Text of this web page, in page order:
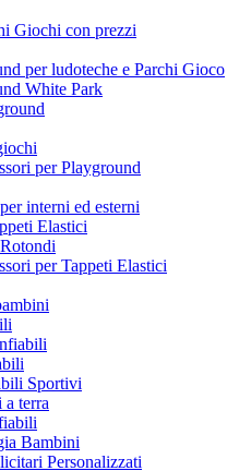
Giochi con prezzi
per ludoteche e Parchi Gioco
White Park
per Playground
interni ed esterni
Elastici
per Tappeti Elastici
Sportivi
terra
Bambini
Personalizzati